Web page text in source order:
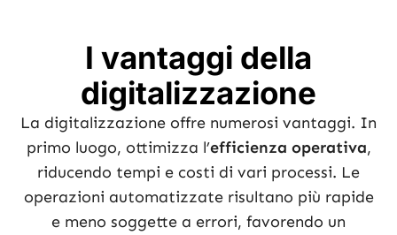
I vantaggi della
digitalizzazione
La digitalizzazione offre numerosi vantaggi. In
primo luogo, ottimizza l’efficienza operativa,
riducendo tempi e costi di vari processi. Le
operazioni automatizzate risultano più rapide
e meno soggette a errori, favorendo un